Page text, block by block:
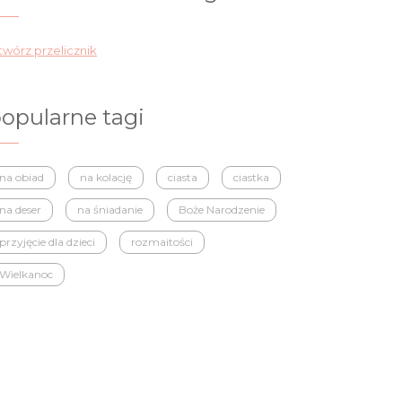
przelicznik
tagi
na obiad na kolację ciasta ciastka
na deser na śniadanie Boże Narodzenie
przyjęcie dla dzieci rozmaitości
Wielkanoc